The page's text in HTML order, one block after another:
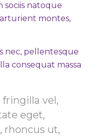
sociis natoque
montes,
nec, pellentesque
consequat massa
vel,
eget,
rhoncus ut,